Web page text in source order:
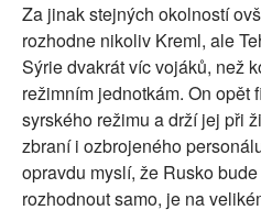
Za jinak stejných okolností
rozhodne nikoliv Kreml, ale
Sýrie dvakrát víc vojáků, než
režimním jednotkám. On opět
syrského režimu a drží jej při
zbraní i ozbrojeného
opravdu myslí, že Rusko
rozhodnout samo, je na